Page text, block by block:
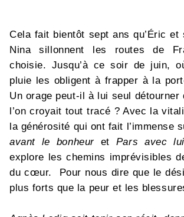
Cela fait bientôt sept ans qu’Éric et
Nina sillonnent les routes de
choisie. Jusqu’à ce soir de juin,
pluie les obligent à frapper à la
Un orage peut-il à lui seul détourner
l’on croyait tout tracé ? Avec la
la générosité qui ont fait l’immense
avant le bonheuret Pars avec lui
explore les chemins imprévisibles
du cœur. Pour nous dire que le
plus forts que la peur et les